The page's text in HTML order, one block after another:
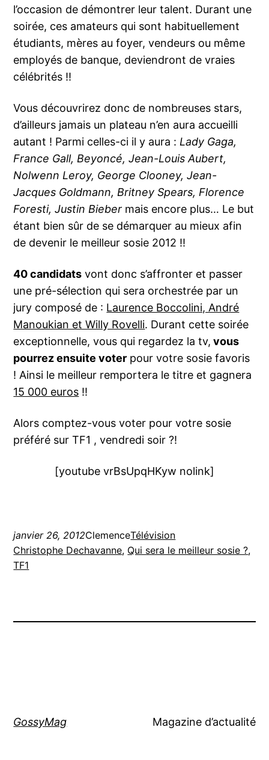
l’occasion de démontrer leur talent. Durant une
soirée, ces amateurs qui sont habituellement
étudiants, mères au foyer, vendeurs ou même
employés de banque, deviendront de vraies
célébrités !!
Vous découvrirez donc de nombreuses stars,
d’ailleurs jamais un plateau n’en aura accueilli
autant ! Parmi celles-ci il y aura :Lady Gaga,
France Gall, Beyoncé, Jean-Louis Aubert,
Nolwenn Leroy, George Clooney, Jean-
Jacques Goldmann, Britney Spears, Florence
Foresti, Justin Bieber mais encore plus… Le but
étant bien sûr de se démarquer au mieux afin
de devenir le meilleur sosie 2012 !!
40 candidats vont donc s’affronter et passer
une pré-sélection qui sera orchestrée par un
jury composé de : Laurence Boccolini, André
Manoukian et Willy Rovelli. Durant cette soirée
exceptionnelle, vous qui regardez la tv, vous
pourrez ensuite voter pour votre sosie favoris
! Ainsi le meilleur remportera le titre et gagnera
15 000 euros !!
Alors comptez-vous voter pour votre sosie
préféré sur TF1 , vendredi soir ?!
[youtube vrBsUpqHKyw nolink]
janvier 26, 2012ClemenceTélévision
Christophe Dechavanne, Qui sera le meilleur sosie ?
TF1
GossyMag Magazine d’actualité